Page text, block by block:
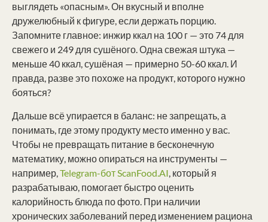
выглядеть «опасным». Он вкусный и вполне
дружелюбный к фигуре, если держать порцию.
Запомните главное: инжир ккал на 100 г — это 74 для
свежего и 249 для сушёного. Одна свежая штука —
меньше 40 ккал, сушёная — примерно 50-60 ккал. И
правда, разве это похоже на продукт, которого нужно
бояться?
Дальше всё упирается в баланс: не запрещать, а
понимать, где этому продукту место именно у вас.
Чтобы не превращать питание в бесконечную
математику, можно опираться на инструменты —
например, Telegram-бот ScanFood.AI , который я
разрабатываю, помогает быстро оценить
калорийность блюда по фото. При наличии
хронических заболеваний перед изменением рациона